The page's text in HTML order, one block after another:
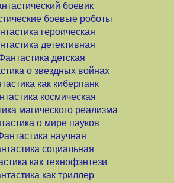
боевик
боевые роботы
героическая
детективная
детская
о звездных войнах
как киберпанк
космическая
магического реализма
о мире пауков
научная
социальная
как технофэнтези
как триллер